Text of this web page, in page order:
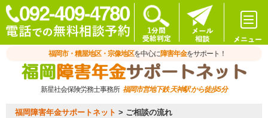
福岡市・糟屋地区・宗像地区を中心に障害年金をサポート！
新星社会保険労務士事務所 福岡市営地下鉄 天神駅 から徒歩5分
福岡障害年金サポートネット > ご相談の流れ